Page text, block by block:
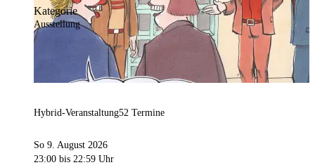
Kategorie
Ausstellung
Hybrid-Veranstaltung52 Termine
So 9. August 2026
23:00 bis 22:59 Uhr